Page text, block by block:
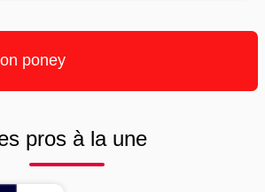
poney
pros à la une